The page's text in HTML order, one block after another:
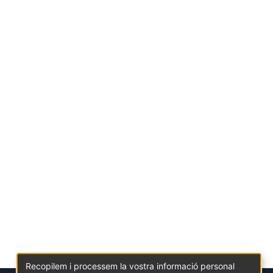
Recopilem i processem la vostra informació personal